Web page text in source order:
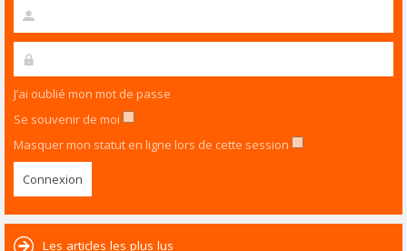
J’ai oublié mon mot de passe
Se souvenir de moi
Masquer mon statut en ligne lors de cette session
Les articles les plus lus